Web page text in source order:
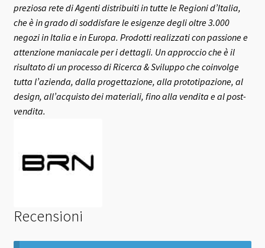
preziosa rete di Agenti distribuiti in tutte le Regioni d’Italia,
che è in grado di soddisfare le esigenze degli oltre 3.000
negozi in Italia e in Europa. Prodotti realizzati con passione e
attenzione maniacale per i dettagli. Un approccio che è il
risultato di un processo di Ricerca & Sviluppo che coinvolge
tutta l’azienda, dalla progettazione, alla prototipazione, al
design, all’acquisto dei materiali, fino alla vendita e al post-
vendita.
Recensioni